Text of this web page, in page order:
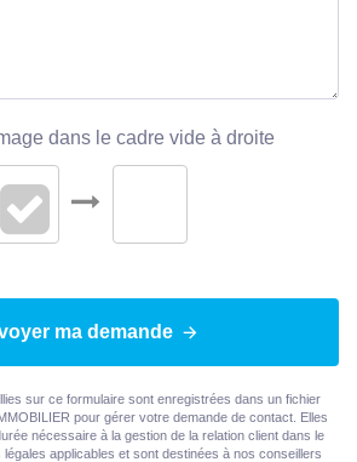
dans le cadre vide à droite
ma demande
sur ce formulaire sont enregistrées dans un fichier
pour gérer votre demande de contact. Elles
nécessaire à la gestion de la relation client dans le
applicables et sont destinées à nos conseillers